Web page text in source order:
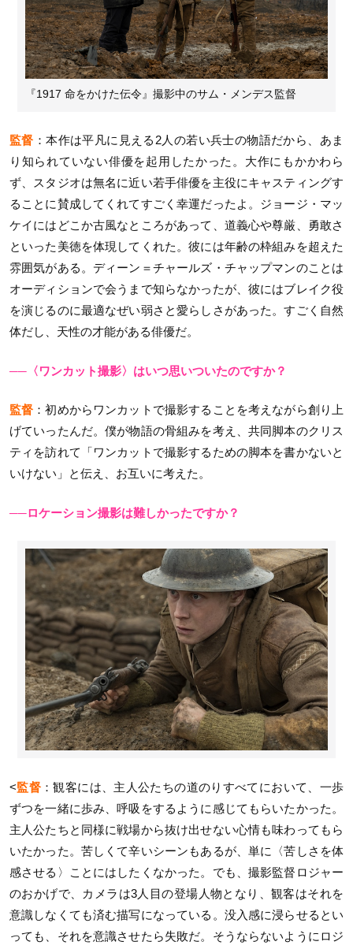
『1917 命をかけた伝令』撮影中のサム・メンデス監督
監督 ：本作は平凡に見える2人の若い兵士の物語だから、あま
り知られていない俳優を起用したかった。大作にもかかわら
ず、スタジオは無名に近い若手俳優を主役にキャスティングす
ることに賛成してくれてすごく幸運だったよ。ジョージ・マッ
ケイにはどこか古風なところがあって、道義心や尊厳、勇敢さ
といった美徳を体現してくれた。彼には年齢の枠組みを超えた
雰囲気がある。ディーン＝チャールズ・チャップマンのことは
オーディションで会うまで知らなかったが、彼にはブレイク役
を演じるのに最適なぜい弱さと愛らしさがあった。すごく自然
体だし、天性の才能がある俳優だ。
──〈ワンカット撮影〉はいつ思いついたのですか？
監督 ：初めからワンカットで撮影することを考えながら創り上
げていったんだ。僕が物語の骨組みを考え、共同脚本のクリス
ティを訪れて「ワンカットで撮影するための脚本を書かないと
いけない」と伝え、お互いに考えた。
──ロケーション撮影は難しかったですか？
<監督 ：観客には、主人公たちの道のりすべてにおいて、一歩
ずつを一緒に歩み、呼吸をするように感じてもらいたかった。
主人公たちと同様に戦場から抜け出せない心情も味わってもら
いたかった。苦しくて辛いシーンもあるが、単に〈苦しさを体
感させる〉ことにはしたくなかった。でも、撮影監督ロジャー
のおかげで、カメラは3人目の登場人物となり、観客はそれを
意識しなくても済む描写になっている。没入感に浸らせるとい
っても、それを意識させたら失敗だ。そうならないようにロジ